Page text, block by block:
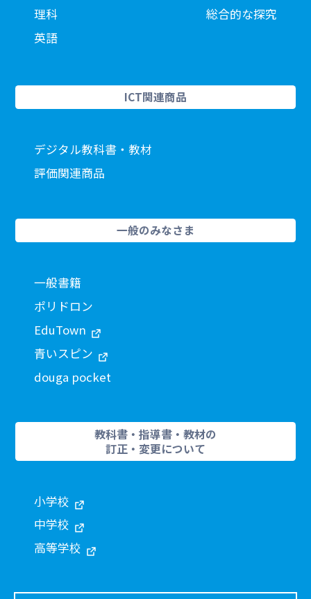
理科
英語
総合的な探究
ICT関連商品
デジタル教科書・教材
評価関連商品
一般のみなさま
一般書籍
ポリドロン
EduTown
青いスピン
douga pocket
教科書・指導書・教材の
訂正・変更について
小学校
中学校
高等学校